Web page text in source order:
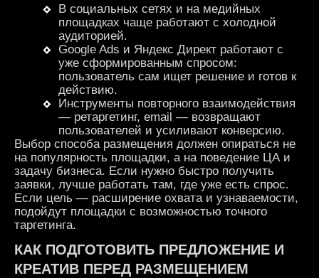
В социальных сетях и на медийных
площадках чаще работают с холодной
аудиторией.
Google Ads и Яндекс Директ работают с
уже сформированным спросом:
пользователь сам ищет решение и готов к
действию.
Инструменты повторного взаимодействия
— ретаргетинг, email — возвращают
пользователей и усиливают конверсию.
Выбор способа размещения должен опираться не
на популярность площадки, а на поведение ЦА и
задачу бизнеса. Если нужно быстро получить
заявки, лучше работать там, где уже есть спрос.
Если цель — расширение охвата и узнаваемости,
подойдут площадки с возможностью точного
таргетинга.
КАК ПОДГОТОВИТЬ ПРЕДЛОЖЕНИЕ И
КРЕАТИВ ПЕРЕД РАЗМЕЩЕНИЕМ